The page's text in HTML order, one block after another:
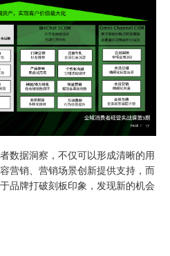
数据洞察，不仅可以形成清晰的用
营销、营销场景创新提供支持，而
品牌打破刻板印象，发现新的机会